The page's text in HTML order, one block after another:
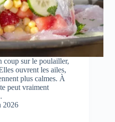
coup sur le poulailler,
ouvrent les ailes,
plus calmes. À
peut vraiment
2026